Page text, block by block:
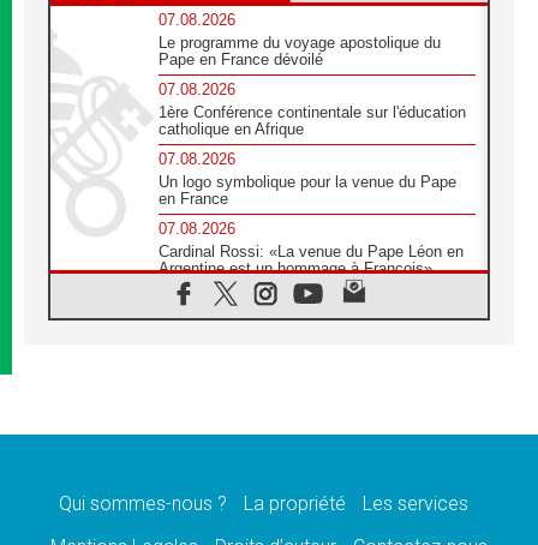
07.08.2026
Le programme du voyage apostolique du
Pape en France dévoilé
07.08.2026
1ère Conférence continentale sur l'éducation
catholique en Afrique
07.08.2026
Un logo symbolique pour la venue du Pape
en France
07.08.2026
Cardinal Rossi: «La venue du Pape Léon en
Argentine est un hommage à François»
07.08.2026
Hiroshima et Nagasaki, 81 ans après,
pour relever les «défis urgents»
Qui sommes-nous ? La propriété
Les services